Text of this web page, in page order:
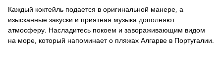
Каждый коктейль подается в оригинальной манере, а
изысканные закуски и приятная музыка дополняют
атмосферу. Насладитесь покоем и завораживающим видом
на море, который напоминает о пляжах Алгарве в Португалии.